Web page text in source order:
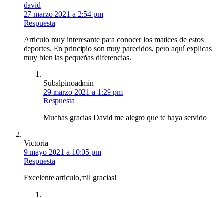
david
27 marzo 2021 a 2:54 pm
Respuesta
Articulo muy interesante para conocer los matices de estos
deportes. En principio son muy parecidos, pero aquí explicas
muy bien las pequeñas diferencias.
Subalpinoadmin
29 marzo 2021 a 1:29 pm
Respuesta
Muchas gracias David me alegro que te haya servido
Victoria
9 mayo 2021 a 10:05 pm
Respuesta
Excelente articulo,mil gracias!